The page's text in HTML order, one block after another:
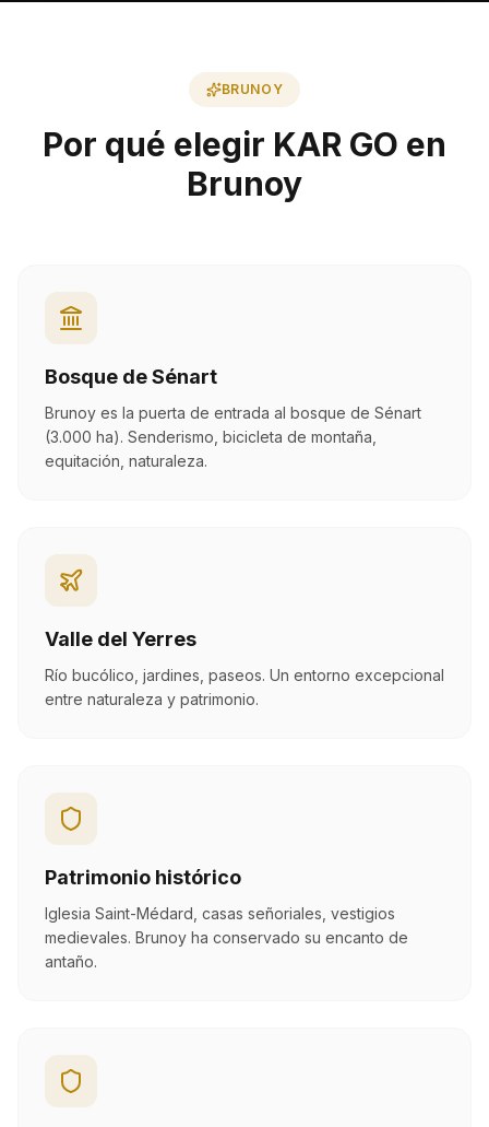
BRUNOY
Por qué elegir KAR GO en
Brunoy
Bosque de Sénart
Brunoy es la puerta de entrada al bosque de Sénart
(3.000 ha). Senderismo, bicicleta de montaña,
equitación, naturaleza.
Valle del Yerres
Río bucólico, jardines, paseos. Un entorno excepcional
entre naturaleza y patrimonio.
Patrimonio histórico
Iglesia Saint-Médard, casas señoriales, vestigios
medievales. Brunoy ha conservado su encanto de
antaño.